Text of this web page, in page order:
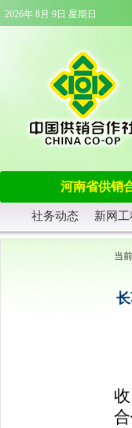
2026年 8月 9日 星期日
河南省供销
社务动态 新网工
当